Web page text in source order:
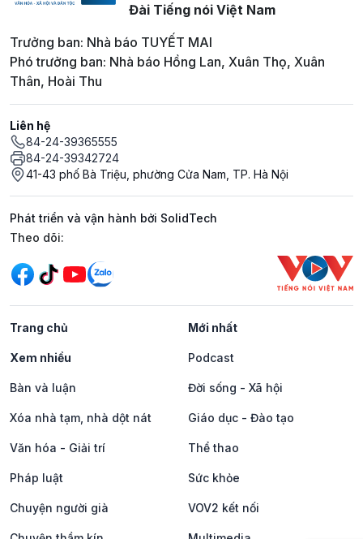
Đài Tiếng nói Việt Nam
Trưởng ban: Nhà báo TUYẾT MAI
Phó trưởng ban: Nhà báo Hồng Lan, Xuân Thọ, Xuân
Thân, Hoài Thu
Liên hệ
84-24-39365555
84-24-39342724
41-43 phố Bà Triệu, phường Cửa Nam, TP. Hà Nội
Phát triển và vận hành bởi SolidTech
Mạng xã hội
Theo dõi:
Trang chủ Mới nhất
Xem nhiều Podcast
Bàn và luận Đời sống - Xã hội
Xóa nhà tạm, nhà dột nát Giáo dục - Đào tạo
Văn hóa - Giải trí Thể thao
Pháp luật Sức khỏe
Chuyện người già VOV2 kết nối